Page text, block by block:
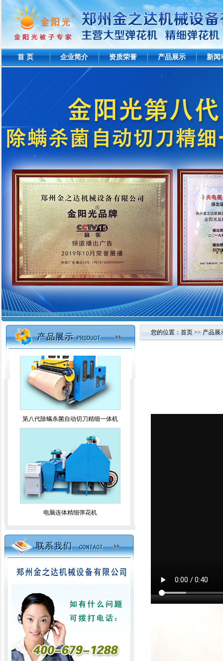
首 页 企业简介 资质荣誉 产品展示 新闻
2021智能杀菌除螨精细一体弹花机
第八代除螨杀菌自动切刀精细一体机
升降无网被揉棉机
您的位置： 首页 >> 产品展